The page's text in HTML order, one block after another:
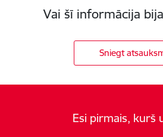
Vai šī informācija
Sniegt
Esi pirmais, kurš